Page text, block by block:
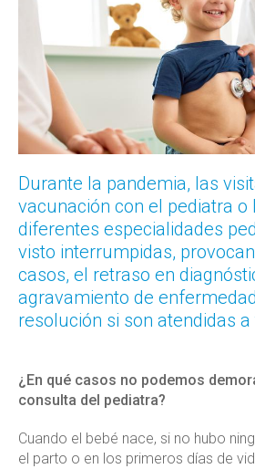
Durante la pandemia, las
vacunación con el pediatra o
diferentes especialidades
visto interrumpidas,
casos, el retraso en
agravamiento de
resolución si son atendidas a
¿En qué casos no podemos
consulta del pediatra?
Cuando el bebé nace, si no hubo
el parto o en los primeros días de